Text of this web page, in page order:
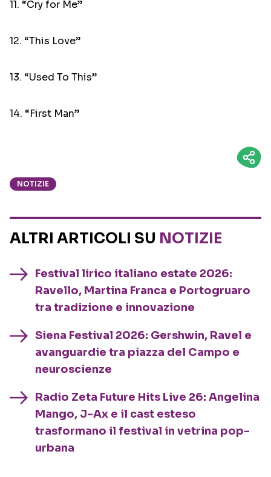
11. “Cry for Me”
12. “This Love”
13. “Used To This”
14. “First Man”
NOTIZIE
ALTRI ARTICOLI SU NOTIZIE
Festival lirico italiano estate 2026:
Ravello, Martina Franca e Portogruaro
tra tradizione e innovazione
Siena Festival 2026: Gershwin, Ravel e
avanguardie tra piazza del Campo e
neuroscienze
Radio Zeta Future Hits Live 26: Angelina
Mango, J-Ax e il cast esteso
trasformano il festival in vetrina pop-
urbana